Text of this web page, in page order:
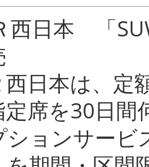
西日本 「
日本は、定
定席を30日間
ションサービ